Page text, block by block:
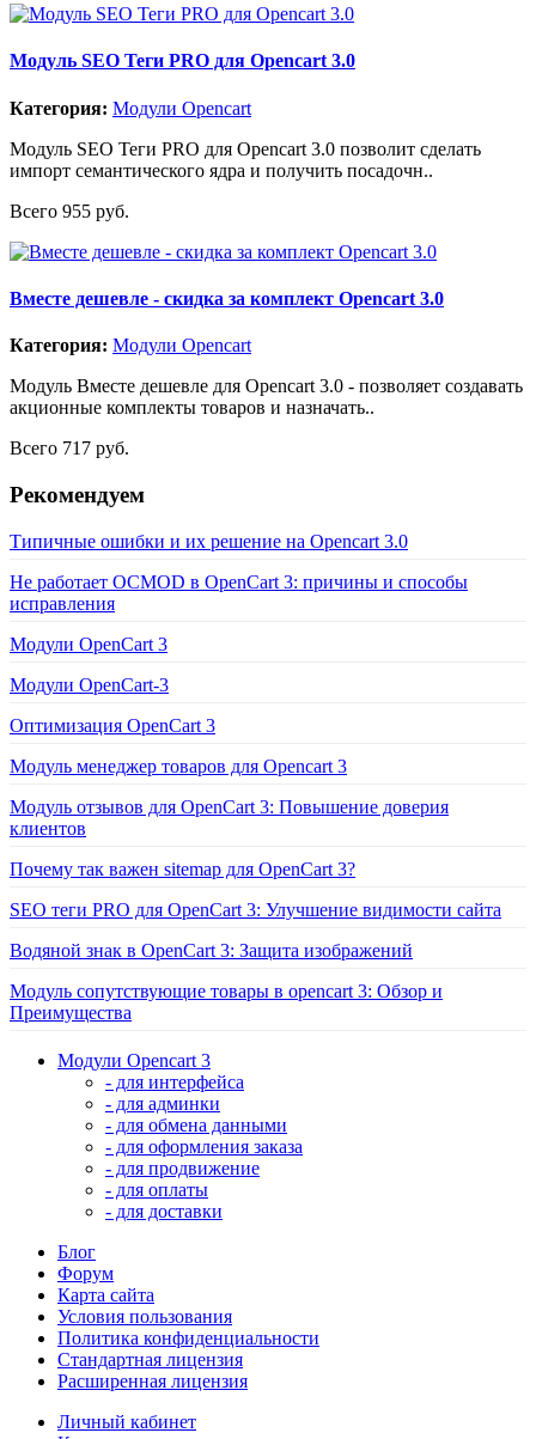
Модуль SEO Теги PRO для Opencart 3.0
Категория: Модули Opencart
Модуль SEO Теги PRO для Opencart 3.0 позволит сделать
импорт семантического ядра и получить посадочн..
Всего 955 руб.
Вместе дешевле - скидка за комплект Opencart 3.0
Категория: Модули Opencart
Модуль Вместе дешевле для Opencart 3.0 - позволяет создавать
акционные комплекты товаров и назначать..
Всего 717 руб.
Рекомендуем
Типичные ошибки и их решение на Opencart 3.0
Не работает OCMOD в OpenCart 3: причины и способы
исправления
Модули OpenCart 3
Модули OpenCart-3
Оптимизация OpenCart 3
Модуль менеджер товаров для Opencart 3
Модуль отзывов для OpenCart 3: Повышение доверия
клиентов
Почему так важен sitemap для OpenCart 3?
SEO теги PRO для OpenCart 3: Улучшение видимости сайта
Водяной знак в OpenCart 3: Защита изображений
Модуль сопутствующие товары в opencart 3: Обзор и
Преимущества
Модули Opencart 3
- для интерфейса
- для админки
- для обмена данными
- для оформления заказа
- для продвижение
- для оплаты
- для доставки
Блог
Форум
Карта сайта
Условия пользования
Политика конфиденциальности
Стандартная лицензия
Расширенная лицензия
Личный кабинет